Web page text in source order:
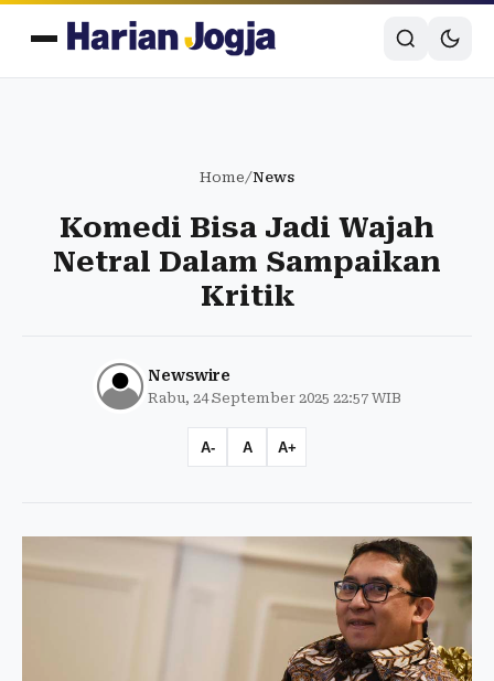
Home/News
Komedi Bisa Jadi Wajah
Netral Dalam Sampaikan
Kritik
Newswire
Rabu, 24 September 2025 22:57 WIB
A- A A+